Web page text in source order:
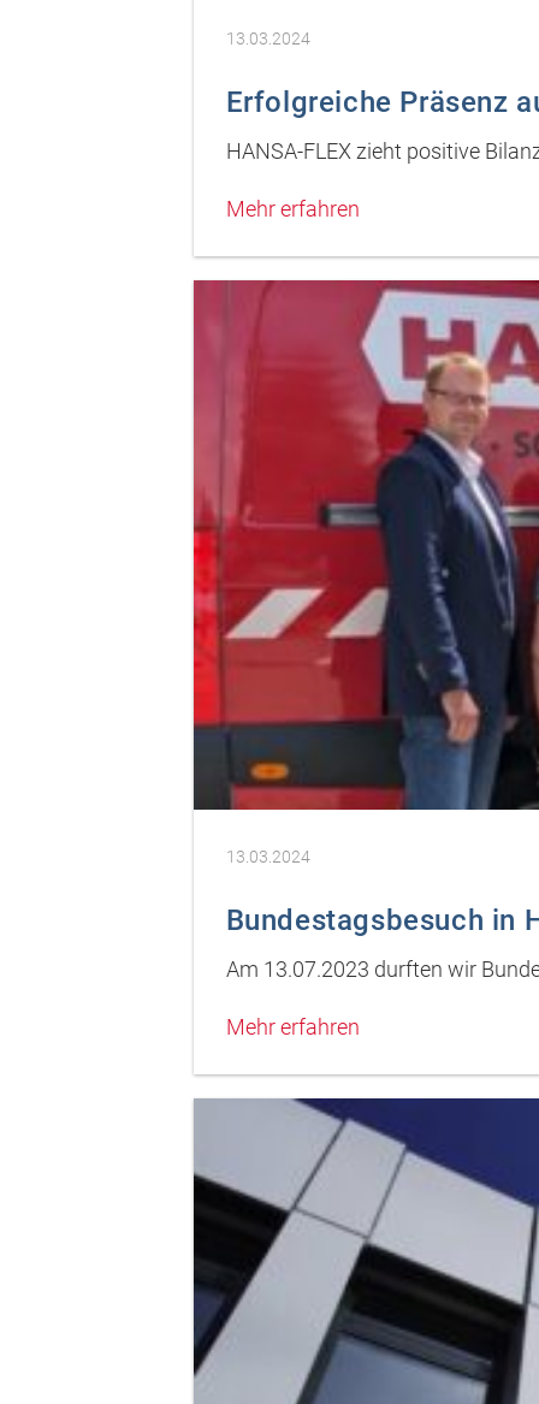
13.03.2024
Erfolgreiche Präsenz
HANSA-FLEX zieht positive
Mehr erfahren
13.03.2024
Bundestagsbesuch in
Am 13.07.2023 durften wir
Mehr erfahren